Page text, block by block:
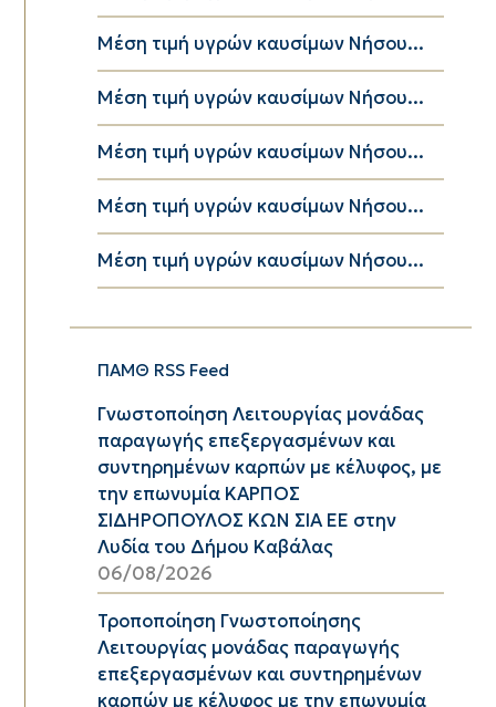
Μέση τιμή υγρών καυσίμων Νήσου...
Μέση τιμή υγρών καυσίμων Νήσου...
Μέση τιμή υγρών καυσίμων Νήσου...
Μέση τιμή υγρών καυσίμων Νήσου...
Μέση τιμή υγρών καυσίμων Νήσου...
ΠΑΜΘ RSS Feed
Γνωστοποίηση Λειτουργίας μονάδας
παραγωγής επεξεργασμένων και
συντηρημένων καρπών με κέλυφος, με
την επωνυμία ΚΑΡΠΟΣ
ΣΙΔΗΡΟΠΟΥΛΟΣ ΚΩΝ ΣΙΑ ΕΕ στην
Λυδία του Δήμου Καβάλας
06/08/2026
Τροποποίηση Γνωστοποίησης
Λειτουργίας μονάδας παραγωγής
επεξεργασμένων και συντηρημένων
καρπών με κέλυφος με την επωνυμία